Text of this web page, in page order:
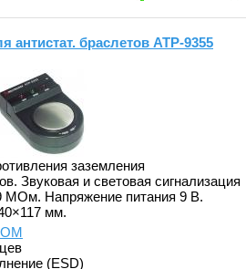
антистат. браслетов АТР-9355
заземления
Звуковая и световая сигнализация
МОм. Напряжение питания 9 В.
мм.
(ESD)